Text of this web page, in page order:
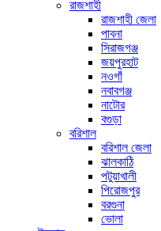
রাজশাহী
রাজশাহী জেলা
পাবনা
সিরাজগঞ্জ
জয়পুরহাট
নওগাঁ
নবাবগঞ্জ
নাটোর
বগুড়া
বরিশাল
বরিশাল জেলা
ঝালকাঠি
পটুয়াখালী
পিরোজপুর
বরগুনা
ভোলা